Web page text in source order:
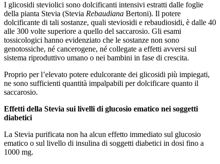
I glicosidi steviolici sono dolcificanti intensivi estratti dalle foglie
della pianta Stevia (Stevia Rebaudiana Bertoni). Il potere
dolcificante di tali sostanze, quali steviosidi e rebaudiosidi, è dalle 40
alle 300 volte superiore a quello del saccarosio. Gli esami
tossicologici hanno evidenziato che le sostanze non sono
genotossiche, né cancerogene, né collegate a effetti avversi sul
sistema riproduttivo umano o nei bambini in fase di crescita.
Proprio per l’elevato potere edulcorante dei glicosidi più impiegati,
ne sono sufficienti quantità impalpabili per dolcificare quanto il
saccarosio.
Effetti della Stevia sui livelli di glucosio ematico nei soggetti
diabetici
La Stevia purificata non ha alcun effetto immediato sul glucosio
ematico o sul livello di insulina di soggetti diabetici in dosi fino a
1000 mg.